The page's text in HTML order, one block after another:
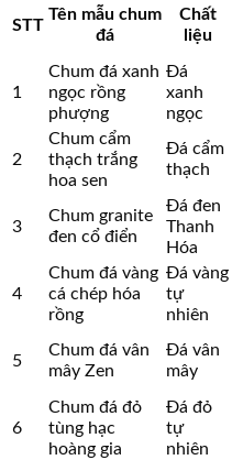
STT
Tên mẫu chum
đá
Chất
liệu
1
Chum đá xanh
ngọc rồng
phượng
Đá
xanh
ngọc
2
Chum cẩm
thạch trắng
hoa sen
Đá cẩm
thạch
3
Chum granite
đen cổ điển
Đá đen
Thanh
Hóa
4
Chum đá vàng
cá chép hóa
rồng
Đá vàng
tự
nhiên
5
Chum đá vân
mây Zen
Đá vân
mây
6
Chum đá đỏ
tùng hạc
hoàng gia
Đá đỏ
tự
nhiên